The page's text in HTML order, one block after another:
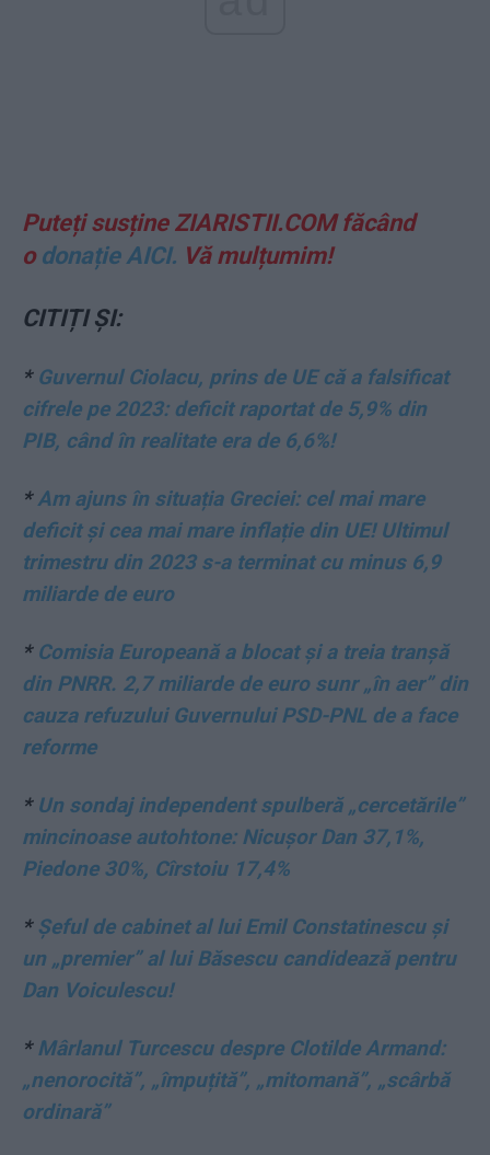
Puteți susține ZIARISTII.COM făcând
o donație AICI. Vă mulțumim!
CITIȚI ȘI:
* Guvernul Ciolacu, prins de UE că a falsificat
cifrele pe 2023: deficit raportat de 5,9% din
PIB, când în realitate era de 6,6%!
*Am ajuns în situația Greciei: cel mai mare
deficit și cea mai mare inflație din UE! Ultimul
trimestru din 2023 s-a terminat cu minus 6,9
miliarde de euro
* Comisia Europeană a blocat și a treia tranșă
din PNRR. 2,7 miliarde de euro sunr „în aer” din
cauza refuzului Guvernului PSD-PNL de a face
reforme
* Un sondaj independent spulberă „cercetările”
mincinoase autohtone: Nicușor Dan 37,1%,
Piedone 30%, Cîrstoiu 17,4%
* Șeful de cabinet al lui Emil Constatinescu și
un „premier” al lui Băsescu candidează pentru
Dan Voiculescu!
*Mârlanul Turcescu despre Clotilde Armand:
„nenorocită”, „împuțită”, „mitomană”, „scârbă
ordinară”